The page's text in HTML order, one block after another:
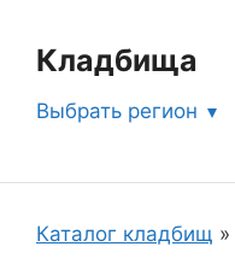
содержимому
Кладбища
Выбрать регион
Каталог кладбищ »